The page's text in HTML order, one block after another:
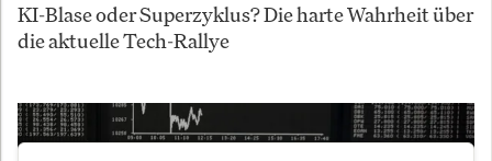
KI-Blase oder Superzyklus? Die harte Wahrheit über
die aktuelle Tech-Rallye